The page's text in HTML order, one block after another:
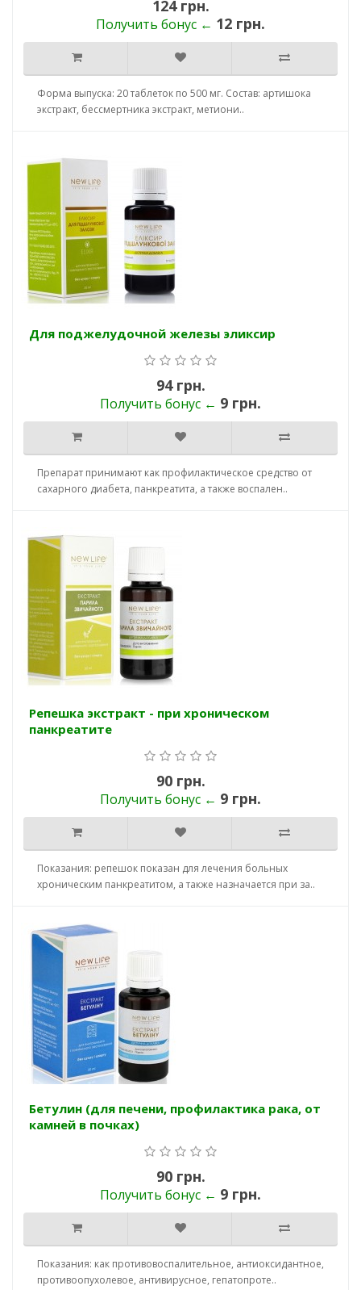
124 грн.
Получить бонус ← 12 грн.
Форма выпуска: 20 таблеток по 500 мг. Состав: артишока
экстракт, бессмертника экстракт, метиони..
Для поджелудочной железы эликсир
94 грн.
Получить бонус ← 9 грн.
Препарат принимают как профилактическое средство от
сахарного диабета, панкреатита, а также воспален..
Репешка экстракт - при хроническом
панкреатите
90 грн.
Получить бонус ← 9 грн.
Показания: репешок показан для лечения больных
хроническим панкреатитом, а также назначается при за..
Бетулин (для печени, профилактика рака, от
камней в почках)
90 грн.
Получить бонус ← 9 грн.
Показания: как противовоспалительное, антиоксидантное,
противоопухолевое, антивирусное, гепатопроте..